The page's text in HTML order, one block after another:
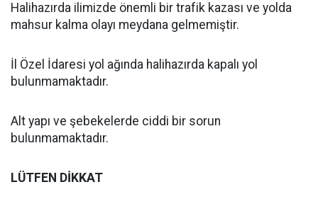
Halihazırda ilimizde önemli bir trafik kazası ve yolda
mahsur kalma olayı meydana gelmemiştir.
İl Özel İdaresi yol ağında halihazırda kapalı yol
bulunmamaktadır.
Alt yapı ve şebekelerde ciddi bir sorun
bulunmamaktadır.
LÜTFEN DİKKAT